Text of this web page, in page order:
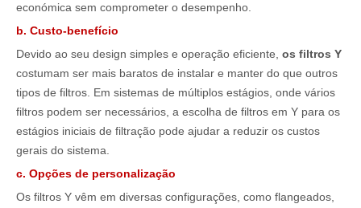
económica sem comprometer o desempenho.
b. Custo-benefício
Devido ao seu design simples e operação eficiente, os filtros Y
costumam ser mais baratos de instalar e manter do que outros
tipos de filtros. Em sistemas de múltiplos estágios, onde vários
filtros podem ser necessários, a escolha de filtros em Y para os
estágios iniciais de filtração pode ajudar a reduzir os custos
gerais do sistema.
c. Opções de personalização
Os filtros Y vêm em diversas configurações, como flangeados,